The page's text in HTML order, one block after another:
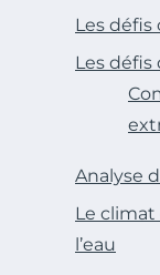
Les
Les
Analyse
Le
l’eau